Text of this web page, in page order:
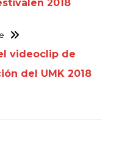
2018
videoclip de
del UMK 2018